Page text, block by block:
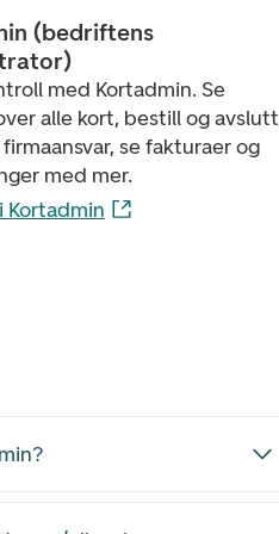
(bedriftens
med Kortadmin. Se
alle kort, bestill og avslutt
se fakturaer og
med mer.
Kortadmin